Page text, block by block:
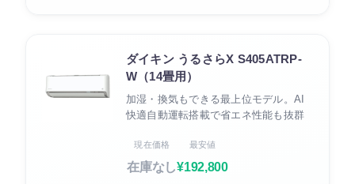
ダイキン うるさらX S405ATRP-
W（14畳用）
加湿・換気もできる最上位モデル。AI
快適自動運転搭載で省エネ性能も抜群
現在価格
在庫なし
最安値
¥192,800